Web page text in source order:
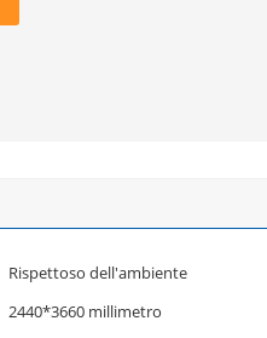
Rispettoso dell'ambiente
2440*3660 millimetro